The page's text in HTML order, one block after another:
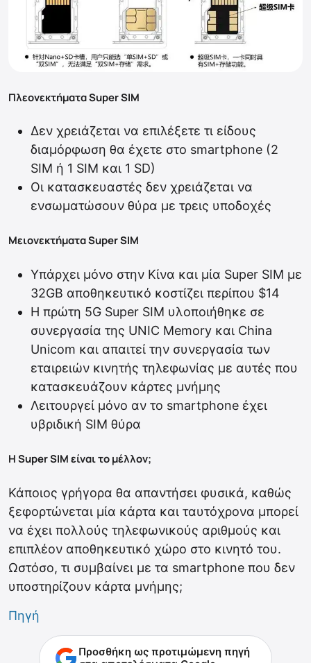
Πλεονεκτήματα Super SIM
Δεν χρειάζεται να επιλέξετε τι είδους
διαμόρφωση θα έχετε στο smartphone (2
SIM ή 1 SIM και 1 SD)
Οι κατασκευαστές δεν χρειάζεται να
ενσωματώσουν θύρα με τρεις υποδοχές
Μειονεκτήματα Super SIM
Υπάρχει μόνο στην Κίνα και μία Super SIM με
32GB αποθηκευτικό κοστίζει περίπου $14
Η πρώτη 5G Super SIM υλοποιήθηκε σε
συνεργασία της UNIC Memory και China
Unicom και απαιτεί την συνεργασία των
εταιρειών κινητής τηλεφωνίας με αυτές που
κατασκευάζουν κάρτες μνήμης
Λειτουργεί μόνο αν το smartphone έχει
υβριδική SIM θύρα
Η Super SIM είναι το μέλλον;
Κάποιος γρήγορα θα απαντήσει φυσικά, καθώς
ξεφορτώνεται μία κάρτα και ταυτόχρονα μπορεί
να έχει πολλούς τηλεφωνικούς αριθμούς και
επιπλέον αποθηκευτικό χώρο στο κινητό του.
Ωστόσο, τι συμβαίνει με τα smartphone που δεν
υποστηρίζουν κάρτα μνήμης;
Πηγή
Προσθήκη ως προτιμώμενη πηγή